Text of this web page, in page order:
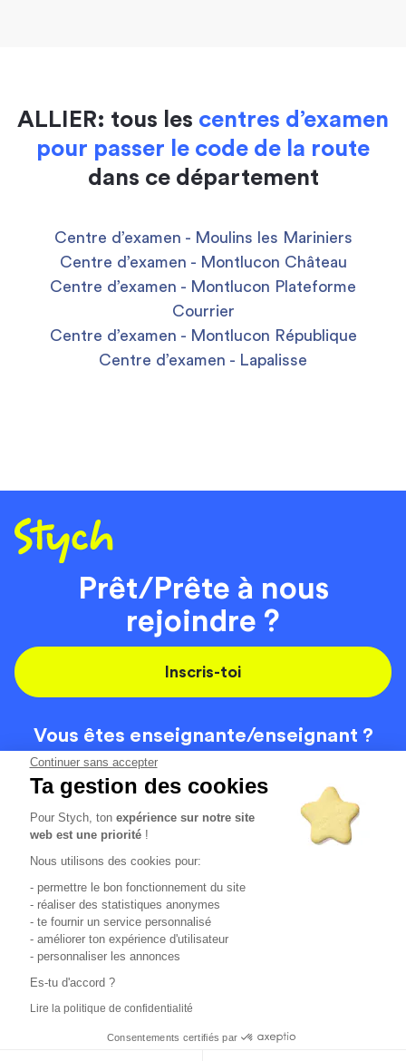
Continuer sans accepter
Ta gestion des cookies
Pour Stych, tonexpérience sur notre site
web est une priorité !
Nous utilisons des cookies pour:
- permettre le bon fonctionnement du site
- réaliser des statistiques anonymes
- te fournir un service personnalisé
- améliorer ton expérience d'utilisateur
- personnaliser les annonces
Es-tu d'accord ?
Lire la politique de confidentialité
Consentements certifiés par
ALLIER: tous les centres d’examen
pour passer le code de la route
dans ce département
Centre d’examen - Moulins les Mariniers
Centre d’examen - Montlucon Château
Centre d’examen - Montlucon Plateforme
Courrier
Centre d’examen - Montlucon République
Centre d’examen - Lapalisse
Prêt/Prête à nous
rejoindre ?
Inscris-toi
Vous êtes enseignante/enseignant ?
On recrute
Code de la route
Localisation
Contact
Tous les avis clients4.6/5 (51154 avis publiés)
Comment sont calculés nos taux de réussite ?
passé leur examen une ou deux fois au cours des 12 derniers